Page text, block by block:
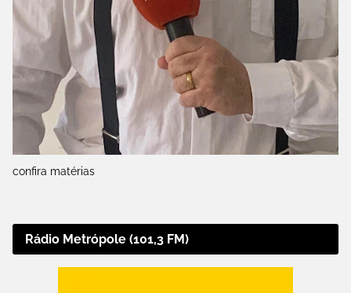
confira matérias
Rádio Metrópole (101,3 FM)